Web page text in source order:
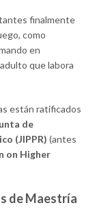
finalmente
como
en
que labora
están ratificados
de
(JIPPR) (antes
on Higher
de Maestría